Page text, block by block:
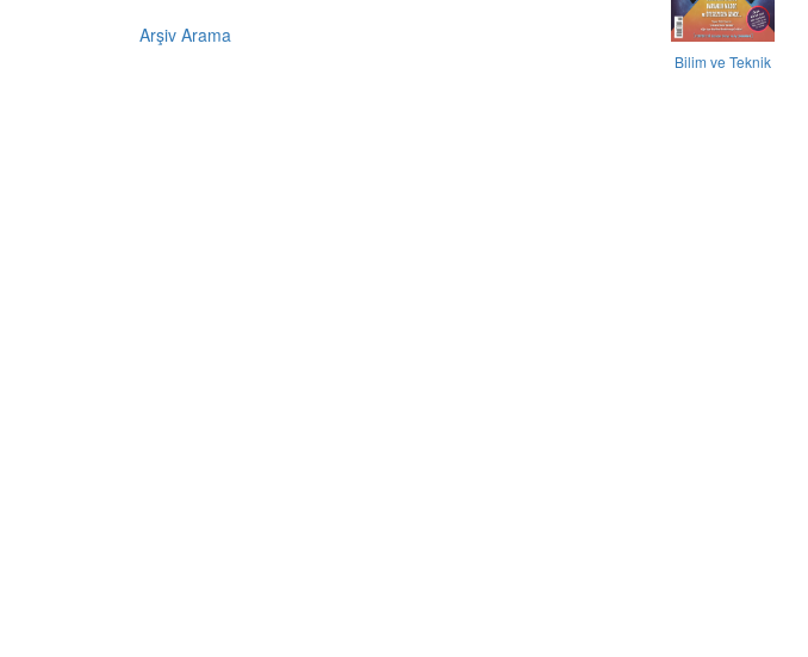
Arşiv Arama
Bilim ve Teknik